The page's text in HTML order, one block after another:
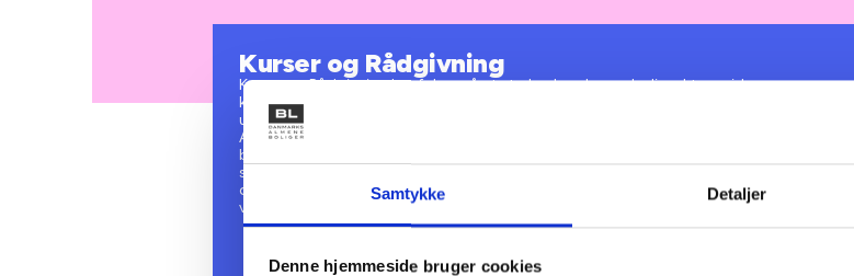
Samtykke Detaljer
Denne hjemmeside bruger cookies
Kurser og Rådgivning
Kurser og Rådgivning har fokus på at styrke den almene boligsektors viden,
kompetencer og faglighed. Vi planlægger og afvikler derfor en lang række kurser og
uddannelser med afsæt i de almene boligorganisationers regler, vilkår og praksis.
Afdelingen yder også rådgivning om forskellige forhold vedr. de almene
boligorganisationers drift, administration og ledelse inden for konkrete områder
som fx beboerdemokrati, bæredygtighed, energi, strategiudvikling foruden
dirigentbistand og processtøtte til boligorganisationer, der ønsker at fusionere,
vælge ny administrator mv.